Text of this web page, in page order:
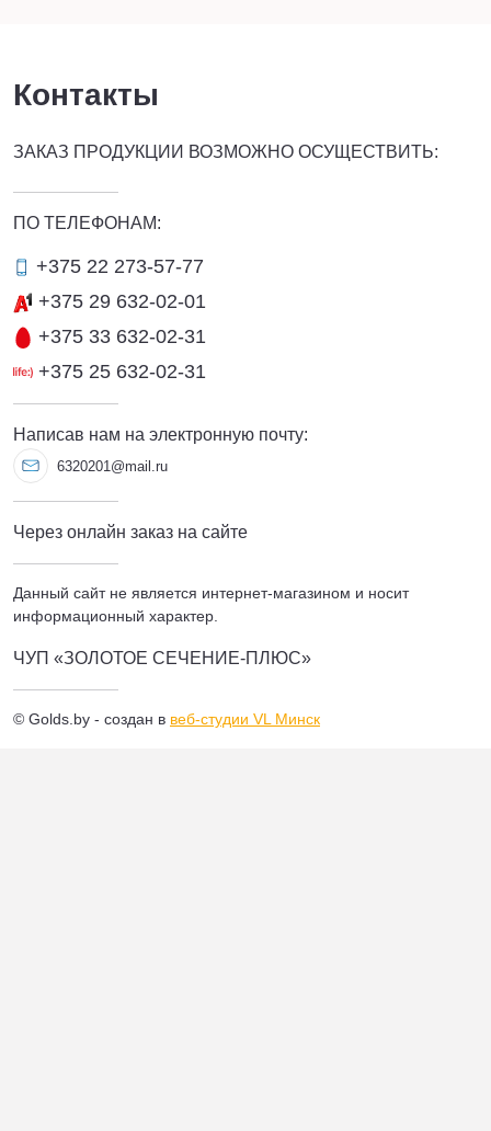
Контакты
ЗАКАЗ ПРОДУКЦИИ ВОЗМОЖНО ОСУЩЕСТВИТЬ:
ПО ТЕЛЕФОНАМ:
+375 22 273-57-77
+375 29 632-02-01
+375 33 632-02-31
+375 25 632-02-31
Написав нам на электронную почту:
6320201@mail.ru
Через онлайн заказ на сайте
Данный сайт не является интернет-магазином и носит
информационный характер.
ЧУП «ЗОЛОТОЕ СЕЧЕНИЕ-ПЛЮС»
© Golds.by - создан в веб-студии VL Минск